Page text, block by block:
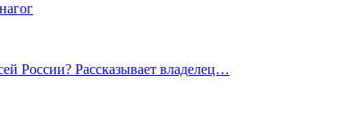
России? Рассказывает владелец…